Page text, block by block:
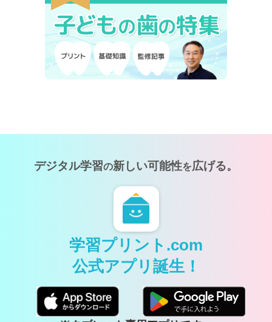
デジタル学習の新しい可能性を広げる。
学習プリント.com
公式アプリ誕生！